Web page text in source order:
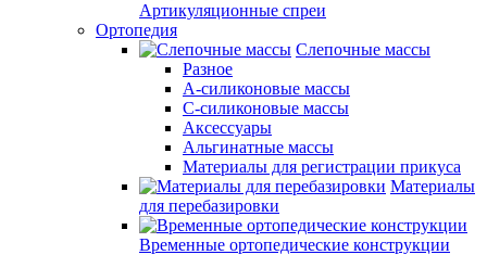
Артикуляционные спреи
Ортопедия
Слепочные массы
Разное
А-силиконовые массы
С-силиконовые массы
Аксессуары
Альгинатные массы
Материалы для регистрации прикуса
Материалы
для перебазировки
Временные ортопедические конструкции